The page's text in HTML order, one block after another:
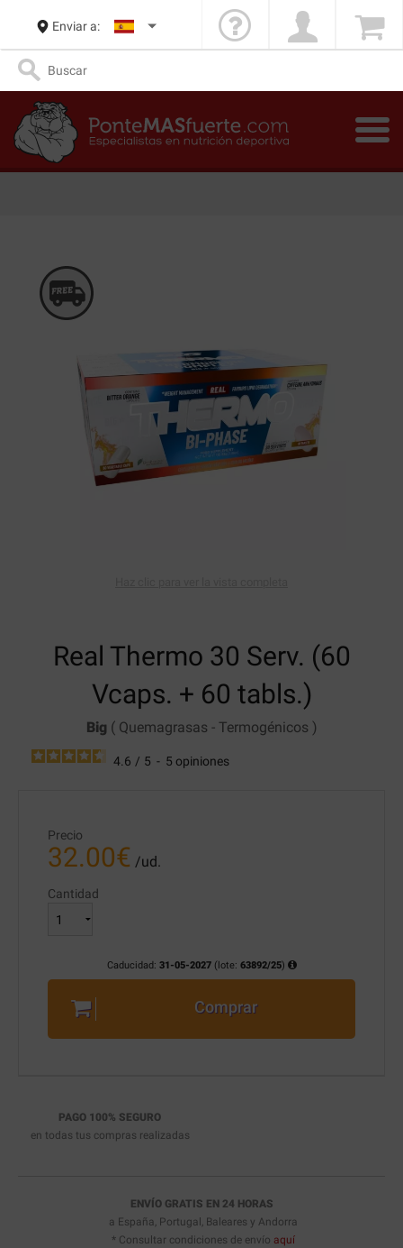
Enviar a:
Real Thermo 30 Serv. (60
Vcaps. + 60 tabls.)
Big ( Quemagrasas - Termogénicos )
4.6 / 5 - 5 opiniones
Precio
32.00€ /ud.
Cantidad
Caducidad: 31-05-2027(lote: 63892/25)
Comprar
PAGO 100% SEGURO
en todas tus compras realizadas
ENVÍO GRATIS EN 24 HORAS
a España, Portugal, Baleares y Andorra
* Consultar condiciones de envío aquí